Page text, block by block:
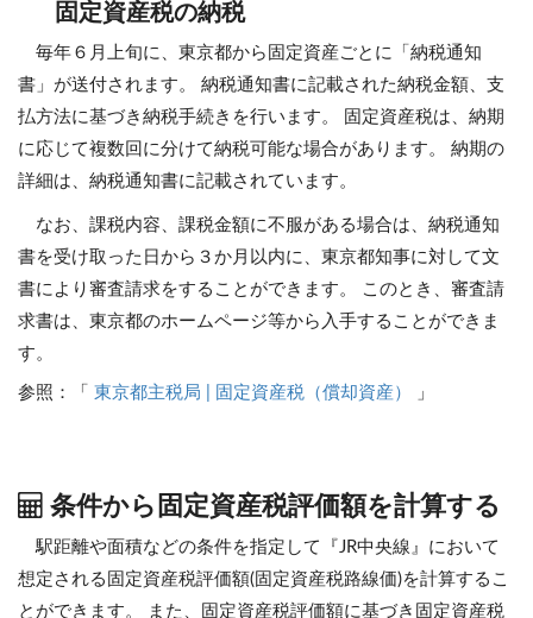
固定資産税の納税
毎年６月上旬に、東京都から固定資産ごとに「納税通知
書」が送付されます。 納税通知書に記載された納税金額、支
払方法に基づき納税手続きを行います。 固定資産税は、納期
に応じて複数回に分けて納税可能な場合があります。 納期の
詳細は、納税通知書に記載されています。
なお、課税内容、課税金額に不服がある場合は、納税通知
書を受け取った日から３か月以内に、東京都知事に対して文
書により審査請求をすることができます。 このとき、審査請
求書は、東京都のホームページ等から入手することができま
す。
参照：「 東京都主税局 | 固定資産税（償却資産） 」
条件から固定資産税評価額を計算する
駅距離や面積などの条件を指定して『JR中央線』において
想定される固定資産税評価額(固定資産税路線価)を計算するこ
とができます。
また、固定資産税評価額に基づき固定資産税